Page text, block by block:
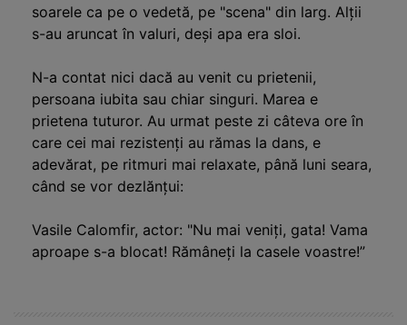
soarele ca pe o vedetă, pe "scena" din larg. Alții
s-au aruncat în valuri, deși apa era sloi.
N-a contat nici dacă au venit cu prietenii,
persoana iubita sau chiar singuri. Marea e
prietena tuturor. Au urmat peste zi câteva ore în
care cei mai rezistenți au rămas la dans, e
adevărat, pe ritmuri mai relaxate, până luni seara,
când se vor dezlănțui:
Vasile Calomfir, actor: "Nu mai veniți, gata! Vama
aproape s-a blocat! Rămâneți la casele voastre!”